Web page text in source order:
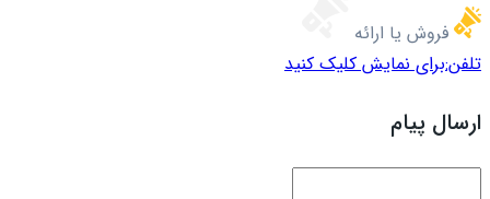
فروش یا ارائه
تلفن:برای نمایش کلیک کنید
ارسال پیام